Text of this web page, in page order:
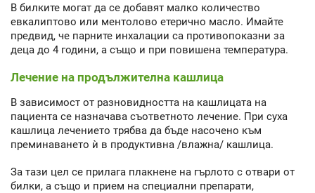
В билките могат да се добавят малко количество
евкалиптово или ментолово етерично масло. Имайте
предвид, че парните инхалации са противопоказни за
деца до 4 години, а също и при повишена температура.
Лечение на продължителна кашлица
В зависимост от разновидността на кашлицата на
пациента се назначава съответното лечение. При суха
кашлица лечението трябва да бъде насочено към
преминаването ѝ в продуктивна /влажна/ кашлица.
За тази цел се прилага плакнене на гърлото с отвари от
билки, а също и прием на специални препарати,